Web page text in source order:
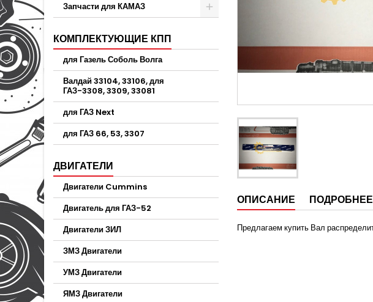
Запчасти для КАМАЗ
КОМПЛЕКТУЮЩИЕ КПП
для Газель Соболь Волга
Валдай 33104, 33106, для
ГАЗ-3308, 3309, 33081
для ГАЗ Next
для ГАЗ 66, 53, 3307
ДВИГАТЕЛИ
Двигатели Cummins
Двигатель для ГАЗ-52
Двигатели ЗИЛ
ЗМЗ Двигатели
УМЗ Двигатели
ЯМЗ Двигатели
ОПИСАНИЕ
Предлагаем купить Вал